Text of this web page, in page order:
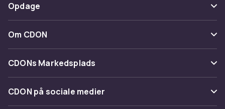
Fortryd & returner her
Kontakt os
Levering
Tilbagekaldelser
Opdage
Kategorier
Maerke
Om CDON
Om os
Kundeanmeldelser
Arbejd på CDON
CDONs Markedsplads
Merchant Help Center
CDON på sociale medier